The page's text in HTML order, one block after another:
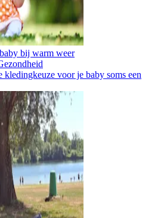
bij warm weer
voor je baby soms een